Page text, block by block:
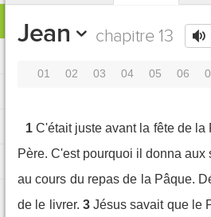
Jean chapitre 13
01 02 03 04 05 06
1 C'était juste avant la fête de
Père. C'est pourquoi il donna
au cours du repas de la Pâque.
de le livrer. 3 Jésus savait que le